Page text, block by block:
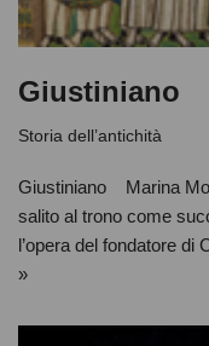
Giustiniano
Storia dell’antichità
Giustiniano Marina
salito al trono come
l’opera del fondatore di
»